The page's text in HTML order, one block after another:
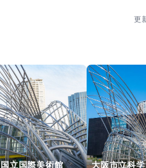
更
国立国際美術館 大阪市立科